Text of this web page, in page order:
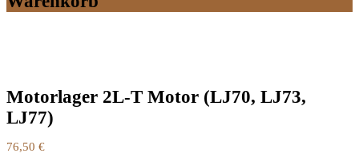
Motorlager 2L-T Motor (LJ70, LJ73,
LJ77)
76,50 €